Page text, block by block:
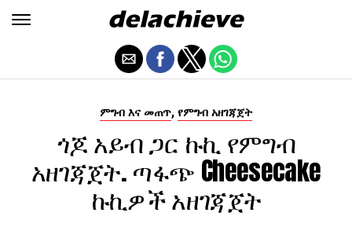
ምግብ እና መጠጥ, የምግብ አዘገጃጀት
ጎጆ አይብ ጋር ኩኪ የምግብ
አዘገጃጀት. ጣፋጭ Cheesecake
ኩኪዎች አዘገጃጀት